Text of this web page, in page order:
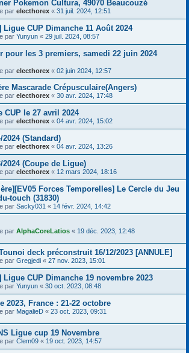
Pokemon Cultura, 49070 Beaucouzé
par electhorex « 31 juil. 2024, 12:51
Ligue CUP Dimanche 11 Août 2024
par Yunyun « 29 juil. 2024, 08:57
pour les 3 premiers, samedi 22 juin 2024
par electhorex « 02 juin 2024, 12:57
Mascarade Crépusculaire(Angers)
par electhorex « 30 avr. 2024, 17:48
CUP le 27 avril 2024
par electhorex « 04 avr. 2024, 15:02
2024 (Standard)
par electhorex « 04 avr. 2024, 13:26
2024 (Coupe de Ligue)
par electhorex « 12 mars 2024, 18:16
Forces Temporelles] Le Cercle du Jeu
touch (31830)
par Sacky031 « 14 févr. 2024, 14:42
par AlphaCoreLatios « 19 déc. 2023, 12:48
deck préconstruit 16/12/2023 [ANNULE]
par Gregjedi « 27 nov. 2023, 15:01
Ligue CUP Dimanche 19 novembre 2023
par Yunyun « 30 oct. 2023, 08:48
2023, France : 21-22 octobre
par MagalieD « 23 oct. 2023, 09:31
Ligue cup 19 Novembre
par Clem09 « 19 oct. 2023, 14:57